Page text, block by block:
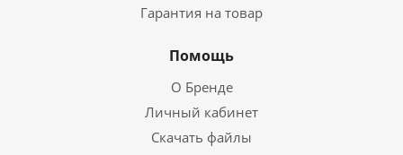
Гарантия на товар
Помощь
О Бренде
Личный кабинет
Скачать файлы